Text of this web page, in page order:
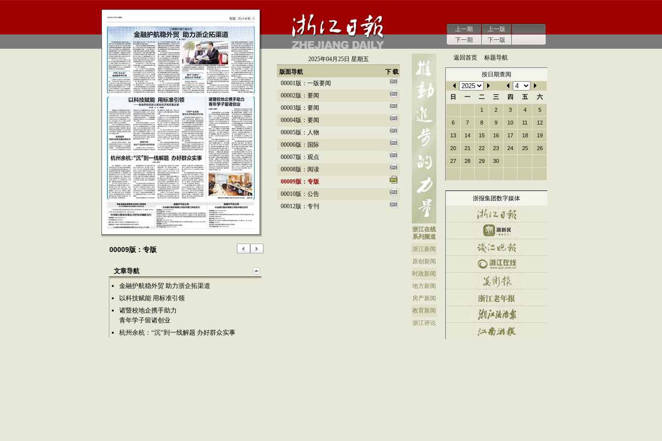
上一期
下一期
上一版
下一版
00009版：专版
文章导航
金融护航稳外贸 助力浙企拓渠道
以科技赋能 用标准引领
诸暨校地企携手助力
青年学子留诸创业
杭州余杭：“沉”到一线解题 办好群众实事
2025年04月25日 星期五
版面导航
下 载
00001版：一版要闻
00002版：要闻
00003版：要闻
00004版：要闻
00005版：人物
00006版：国际
00007版：观点
00008版：阅读
00009版：专版
00010版：公告
00012版：专刊
浙江在线
系列频道
浙江新闻
原创新闻
时政新闻
地方新闻
房产新闻
教育新闻
浙江评论
返回首页 标题导航
按日期查阅
日 一 二 三 四 五 六
1 2 3 4 5
6 7 8 9 10 11 12
13 14 15 16 17 18 19
20 21 22 23 24 25 26
27 28 29 30
浙报集团数字媒体